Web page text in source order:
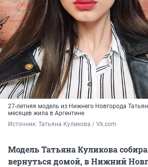
27-летняя модель из Нижнего Новгорода
месяцев жила в Аргентине
Источник: Татьяна Куликова / Vk.com
Модель Татьяна Куликова
вернуться домой, в Нижний